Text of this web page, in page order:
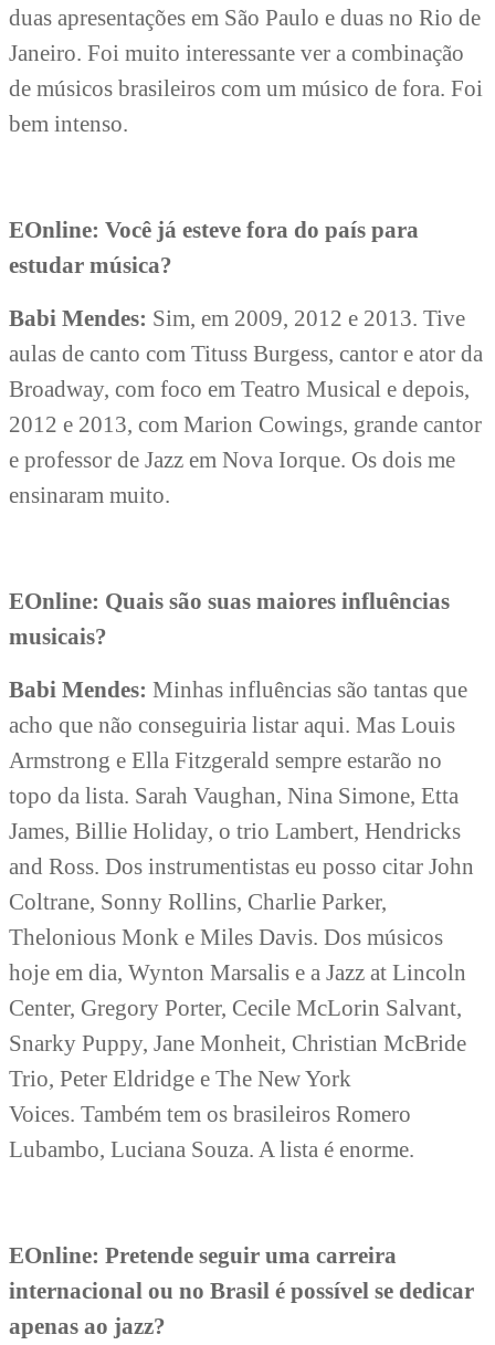
duas apresentações em São Paulo e duas no Rio de
Janeiro. Foi muito interessante ver a combinação
de músicos brasileiros com um músico de fora. Foi
bem intenso.
EOnline: Você já esteve fora do país para
estudar música?
Babi Mendes: Sim, em 2009, 2012 e 2013. Tive
aulas de canto com Tituss Burgess, cantor e ator da
Broadway, com foco em Teatro Musical e depois,
2012 e 2013, com Marion Cowings, grande cantor
e professor de Jazz em Nova Iorque. Os dois me
ensinaram muito.
EOnline: Quais são suas maiores influências
musicais?
Babi Mendes: Minhas influências são tantas que
acho que não conseguiria listar aqui. Mas Louis
Armstrong e Ella Fitzgerald sempre estarão no
topo da lista. Sarah Vaughan, Nina Simone, Etta
James, Billie Holiday, o trio Lambert, Hendricks
and Ross. Dos instrumentistas eu posso citar John
Coltrane, Sonny Rollins, Charlie Parker,
Thelonious Monk e Miles Davis. Dos músicos
hoje em dia, Wynton Marsalis e a Jazz at Lincoln
Center, Gregory Porter, Cecile McLorin Salvant,
Snarky Puppy, Jane Monheit, Christian McBride
Trio, Peter Eldridge e The New York
Voices. Também tem os brasileiros Romero
Lubambo, Luciana Souza. A lista é enorme.
EOnline: Pretende seguir uma carreira
internacional ou no Brasil é possível se dedicar
apenas ao jazz?